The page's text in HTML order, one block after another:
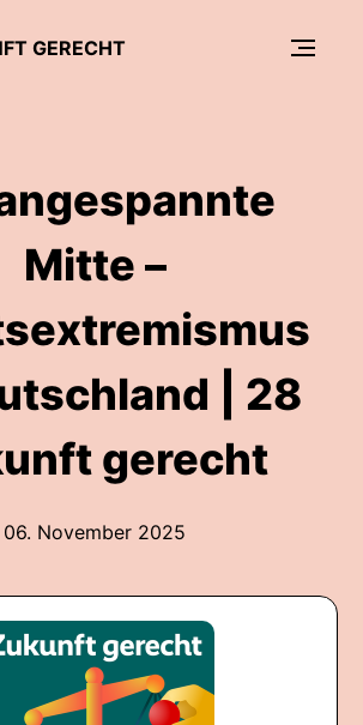
GERECHT
Mitte –
| 28
gerecht
06. November 2025